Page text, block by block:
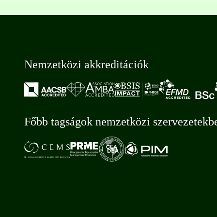
Nemzetközi akkreditációk
Főbb tagságok nemzetközi